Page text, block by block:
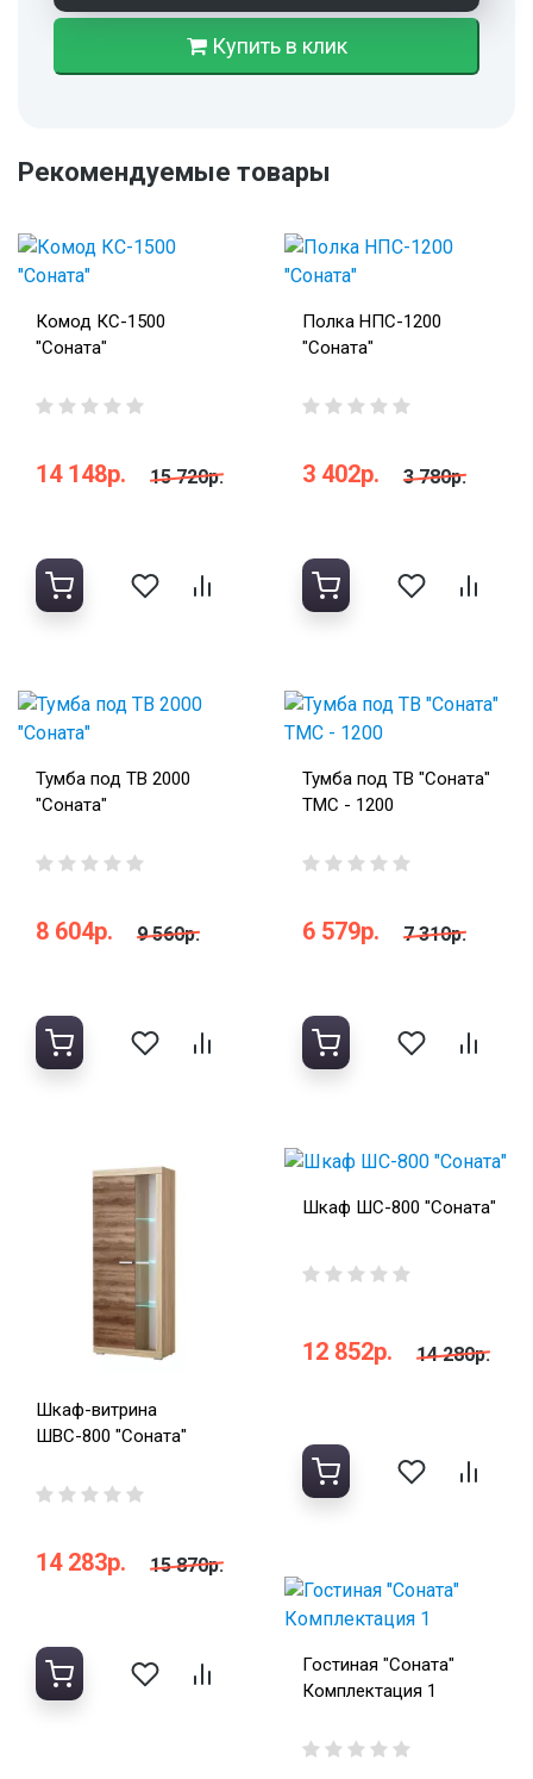
Купить в клик
Рекомендуемые товары
Комод КС-1500
"Соната"
14 148р. 15 720р.
Полка НПС-1200
"Соната"
3 402р. 3 780р.
Тумба под ТВ 2000
"Соната"
8 604р. 9 560р.
Тумба под ТВ "Соната"
ТМС - 1200
6 579р. 7 310р.
Шкаф-витрина
ШВС-800 "Соната"
14 283р. 15 870р.
Шкаф ШС-800 "Соната"
12 852р. 14 280р.
Гостиная "Соната"
Комплектация 1